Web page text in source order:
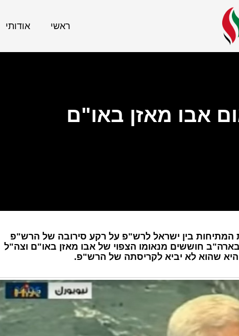
ראשי אודותי
אבו מאזן באו"ם
בין ישראל לרש"פ על רקע סירובה של הרש"פ
חוששים מנאומו הצפוי של אבו מאזן באו"ם וצה"ל
שהוא לא יביא לקריסתה של הרש"פ.